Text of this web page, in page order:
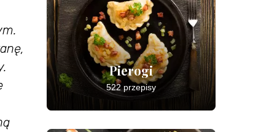
Pierogi
522 przepisy